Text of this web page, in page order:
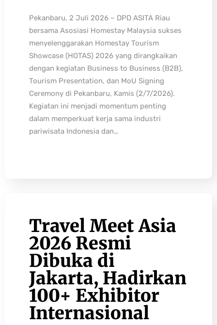
Pekanbaru, 2 Juli 2026 – DPD ASITA Riau
bersama Asosiasi Homestay Malaysia sukses
menyelenggarakan Homestay Tourism
Showcase (HOTAS) 2026 yang dirangkaikan
dengan kegiatan Business to Business (B2B),
Tourism Presentation, dan MoU Signing
Ceremony di Pekanbaru, Kamis (2/7/2026).
Kegiatan ini menjadi momentum penting
dalam memperkuat kerja sama industri
pariwisata Indonesia dan…
Travel Meet Asia
2026 Resmi
Dibuka di
Jakarta, Hadirkan
100+ Exhibitor
Internasional